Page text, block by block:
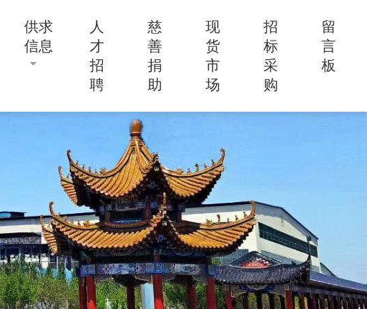
供求
信息
人
才
招
聘
慈
善
捐
助
现
货
市
场
招
标
采
购
留
言
板